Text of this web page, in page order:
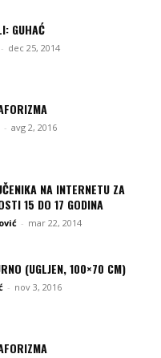
GUHAĆ
- dec 25, 2014
- avg 2, 2016
NA INTERNETU ZA
15 DO 17 GODINA
- mar 22, 2014
(UGLJEN, 100×70 CM)
- nov 3, 2016